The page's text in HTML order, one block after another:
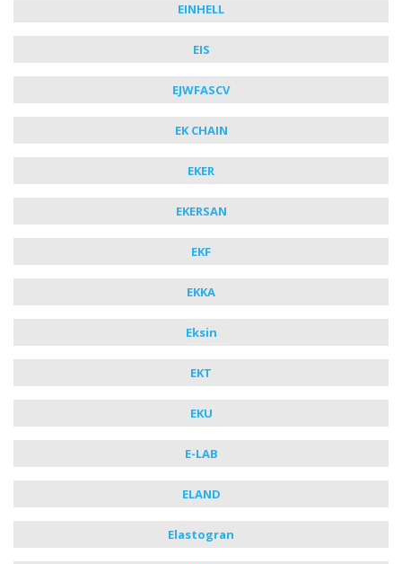
EINHELL
EIS
EJWFASCV
EK CHAIN
EKER
EKERSAN
EKF
EKKA
Eksin
EKT
EKU
E-LAB
ELAND
Elastogran